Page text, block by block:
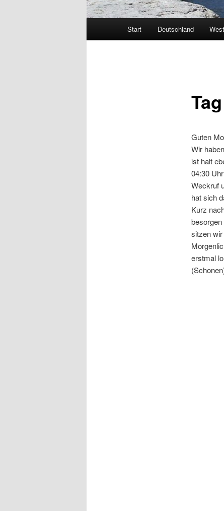
Start Deutschland
Guten
Wir
ist halt
04:30
Weckruf
hat sich
Kurz
sitzen
erstmal